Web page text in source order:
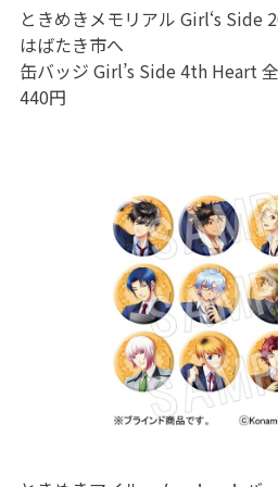
ときめきメモリアル Girl‘s Side
はばたき市へ
缶バッジ Girl’s Side 4th Heart
440円